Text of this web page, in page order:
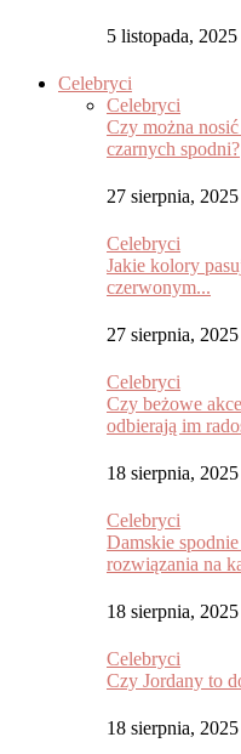
5 listopada, 2025
Celebryci
Celebryci
Czy można
czarnych spodni?
27 sierpnia, 2025
Celebryci
Jakie kolory
czerwonym...
27 sierpnia, 2025
Celebryci
Czy beżowe
odbierają im
18 sierpnia, 2025
Celebryci
Damskie
rozwiązania na
18 sierpnia, 2025
Celebryci
Czy Jordany to
18 sierpnia, 2025